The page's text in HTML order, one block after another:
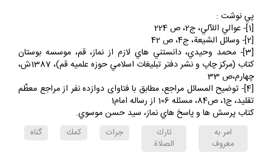
پي نوشت :
[1]- عوالي‏ اللآلي، ج2، ص 224
[2]- وسائل‏ الشيعة، ج4، ص 42
[3]- محمد وحيدي، دانستني هاي لازم از نماز، قم، موسسه بوستان
چهارم،ص 33
[4]- توضيح المسائل مراجع، مطابق با فتاواى دوازده نفر از مراجع معظّم
تقليد، ج1، ص84، مسئله 106 از رساله امام1
كتاب پرسش ها و پاسخ هاي نماز، سيد حسن موسوي.
امر به
تارك